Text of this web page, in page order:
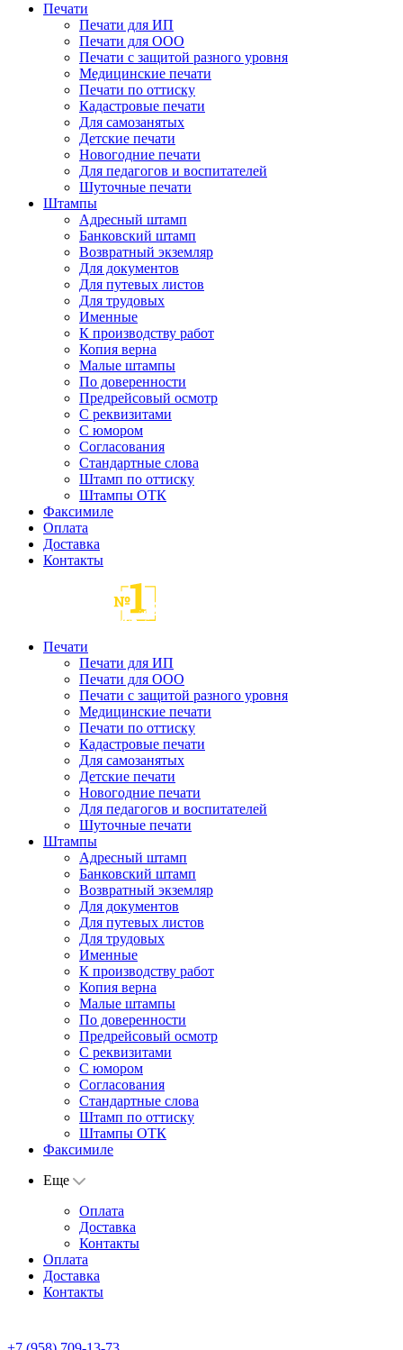
Печати
Печати для ИП
Печати для ООО
Печати с защитой разного уровня
Медицинские печати
Печати по оттиску
Кадастровые печати
Для самозанятых
Детские печати
Новогодние печати
Для педагогов и воспитателей
Шуточные печати
Штампы
Адресный штамп
Банковский штамп
Возвратный экземляр
Для документов
Для путевых листов
Для трудовых
Именные
К производству работ
Копия верна
Малые штампы
По доверенности
Предрейсовый осмотр
С реквизитами
С юмором
Согласования
Стандартные слова
Штамп по оттиску
Штампы ОТК
Факсимиле
Оплата
Доставка
Контакты
Печати
Печати для ИП
Печати для ООО
Печати с защитой разного уровня
Медицинские печати
Печати по оттиску
Кадастровые печати
Для самозанятых
Детские печати
Новогодние печати
Для педагогов и воспитателей
Шуточные печати
Штампы
Адресный штамп
Банковский штамп
Возвратный экземляр
Для документов
Для путевых листов
Для трудовых
Именные
К производству работ
Копия верна
Малые штампы
По доверенности
Предрейсовый осмотр
С реквизитами
С юмором
Согласования
Стандартные слова
Штамп по оттиску
Штампы ОТК
Факсимиле
Еще
Оплата
Доставка
Контакты
Оплата
Доставка
Контакты